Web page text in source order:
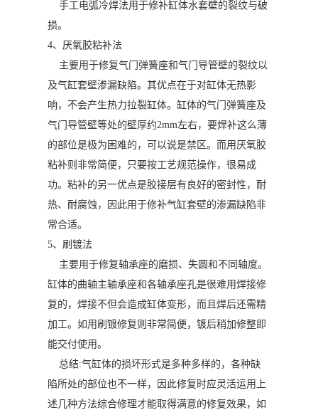
手工电弧冷焊法用于修补缸体水套壁的裂纹与破
损。
4、厌氧胶粘补法
主要用于修复气门弹簧座和气门导管壁的裂纹以
及气缸套壁渗漏缺陷。其优点在于对缸体无热影
响，不会产生热力拉裂缸体。缸体的气门弹簧座及
气门导管壁等处的壁厚约2mm左右，要焊补这么薄
的部位是极为困难的，可以说是禁区。而用厌氧胶
粘补则非常简便，只要按工艺规范操作，很易成
功。粘补的另一优点是胶接层有良好的密封性，耐
热、耐腐蚀，因此用于修补气缸套壁的渗漏缺陷非
常合适。
5、刷镀法
主要用于修复轴承座的磨损、失圆和不同轴度。
缸体的曲轴主轴承座和各轴承座孔是很难用焊接修
复的，焊接不但会造成缸体变形，而且焊后还需精
加工。如用刷镀修复则非常简便，镀后稍加修整即
能交付使用。
总结:气缸体的损坏形式是多种多样的，各种缺
陷所处的部位也不一样，因此修复时应灵活运用上
述几种方法综合修理才能取得满意的修复效果，如